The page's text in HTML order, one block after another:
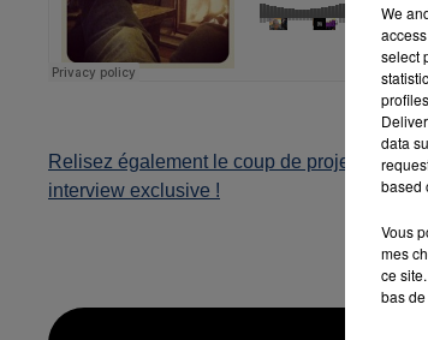
Relisez également le coup de projecteur
interview exclusive !
We
select
data
based
Vous
mes
ce
bas